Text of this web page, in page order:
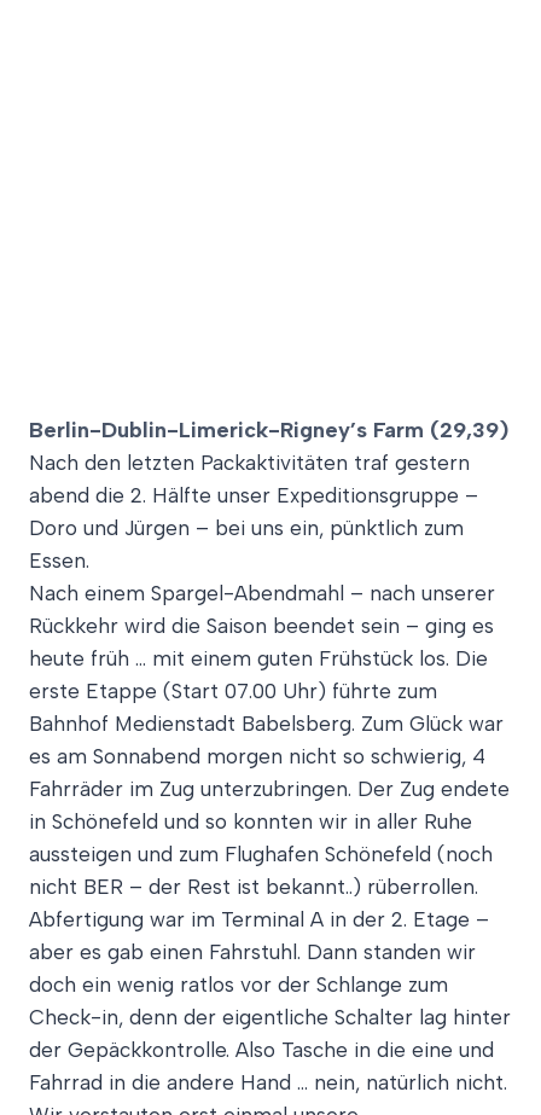
Berlin-Dublin-Limerick-Rigney’s Farm (29,39)
Nach den letzten Packaktivitäten traf gestern
abend die 2. Hälfte unser Expeditionsgruppe –
Doro und Jürgen – bei uns ein, pünktlich zum
Essen.
Nach einem Spargel-Abendmahl – nach unserer
Rückkehr wird die Saison beendet sein – ging es
heute früh … mit einem guten Frühstück los. Die
erste Etappe (Start 07.00 Uhr) führte zum
Bahnhof Medienstadt Babelsberg. Zum Glück war
es am Sonnabend morgen nicht so schwierig, 4
Fahrräder im Zug unterzubringen. Der Zug endete
in Schönefeld und so konnten wir in aller Ruhe
aussteigen und zum Flughafen Schönefeld (noch
nicht BER – der Rest ist bekannt..) rüberrollen.
Abfertigung war im Terminal A in der 2. Etage –
aber es gab einen Fahrstuhl. Dann standen wir
doch ein wenig ratlos vor der Schlange zum
Check-in, denn der eigentliche Schalter lag hinter
der Gepäckkontrolle. Also Tasche in die eine und
Fahrrad in die andere Hand … nein, natürlich nicht.